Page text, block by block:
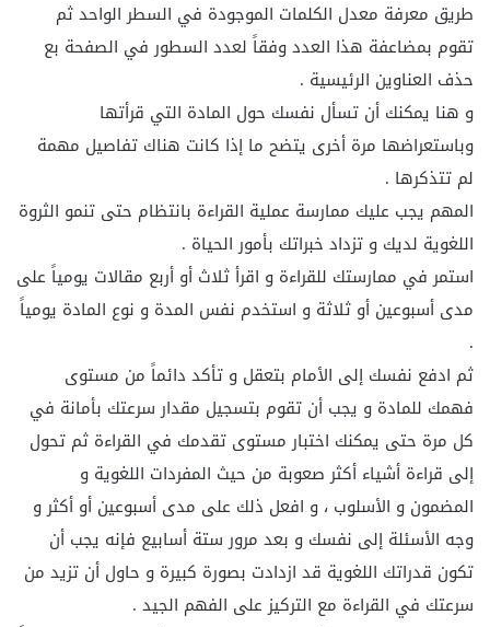
طريق معرفة معدل الكلمات الموجودة في السطر الواحد ثم
تقوم بمضاعفة هذا العدد وفقاً لعدد السطور في الصفحة بع
حذف العناوين الرئيسية .
و هنا يمكنك أن تسأل نفسك حول المادة التي قرأتها
وباستعراضها مرة أخرى يتضح ما إذا كانت هناك تفاصيل مهمة
لم تتذكرها .
المهم يجب عليك ممارسة عملية القراءة بانتظام حتى تنمو الثروة
اللغوية لديك و تزداد خبراتك بأمور الحياة .
استمر في ممارستك للقراءة و اقرأ ثلاث أو أربع مقالات يومياً على
مدى أسبوعين أو ثلاثة و استخدم نفس المدة و نوع المادة يومياً
.
ثم ادفع نفسك إلى الأمام بتعقل و تأكد دائماً من مستوى
فهمك للمادة و يجب أن تقوم بتسجيل مقدار سرعتك بأمانة في
كل مرة حتى يمكنك اختبار مستوى تقدمك في القراءة ثم تحول
إلى قراءة أشياء أكثر صعوبة من حيث المفردات اللغوية و
المضمون و الأسلوب ، و افعل ذلك على مدى أسبوعين أو أكثر و
وجه الأسئلة إلى نفسك و بعد مرور ستة أسابيع فإنه يجب أن
تكون قدراتك اللغوية قد ازدادت بصورة كبيرة و حاول أن تزيد من
سرعتك في القراءة مع التركيز على الفهم الجيد .